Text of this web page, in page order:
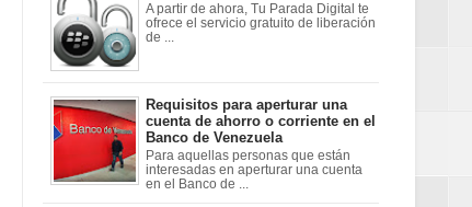
A partir de ahora, Tu Parada Digital te
ofrece el servicio gratuito de liberación
de ...
Requisitos para aperturar una
cuenta de ahorro o corriente en el
Banco de Venezuela
Para aquellas personas que están
interesadas en aperturar una cuenta
en el Banco de ...